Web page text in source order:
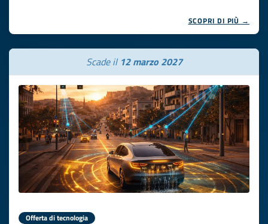
SCOPRI DI PIÙ →
Scade il 12 marzo 2027
Offerta di tecnologia